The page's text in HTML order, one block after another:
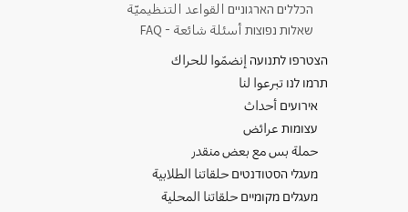
אירועים أحداث
עצומות عرائض
حملة بس مع بعض منقدر
מעגלי הסטודנטים حلقاتنا الطلابية
מעגלים מקומיים حلقاتنا المحلية
הכללים הארגוניים القواعد التنظيميّة
שאלות נפוצות أسئلة شائعة - FAQ
הצטרפו לתנועה إنضمّوا للحراك
תרמו לנו تبرعوا لنا